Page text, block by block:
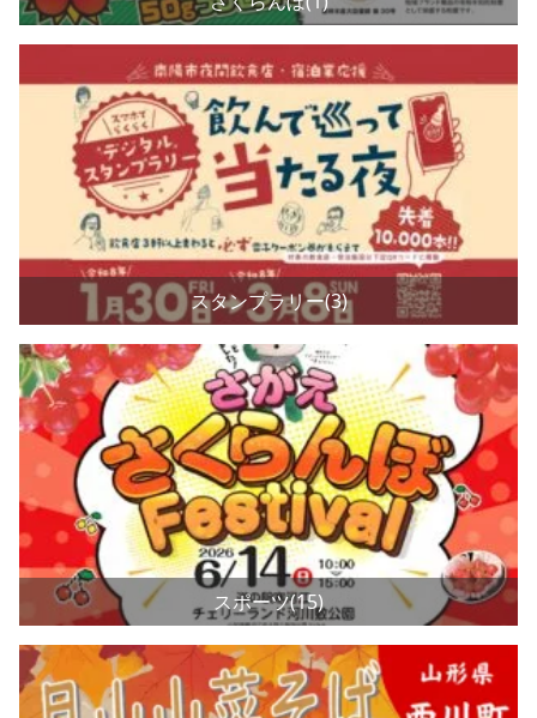
スタンプラリー(3)
スポーツ(15)